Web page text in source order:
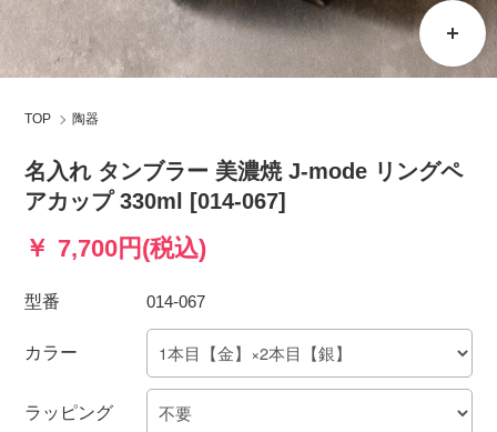
TOP 陶器
名入れ タンブラー 美濃焼 J-mode リングペ
アカップ 330ml [014-067]
7,700円(税込)
型番 014-067
カラー
ラッピング